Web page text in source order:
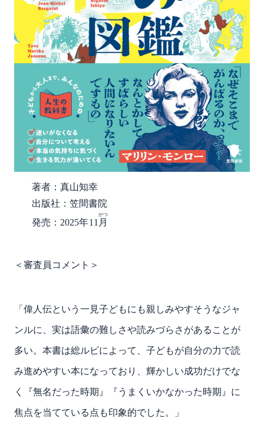
著者：真山知幸
出版社：笠間書院
発売：2025年11 月
がつ
＜審査員コメント＞
「偉人伝という一見子どもにも親しみやすそうなジャ
ンルに、実は語彙の難しさや読みづらさがあることが
多い。本書は総ルビによって、子どもが自分の力で読
み進めやすい本になっており、輝かしい成功だけでな
く『無名だった時期』『うまくいかなかった時期』に
焦点を当てている点も印象的でした。」